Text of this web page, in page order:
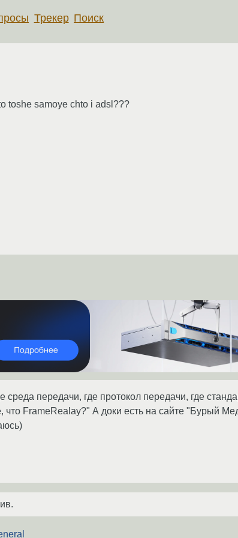
Трекер Поиск
toshe samoye chto i adsl???
передачи, где протокол передачи, где
что FrameRealay?" А доки есть на сайте "Бурый